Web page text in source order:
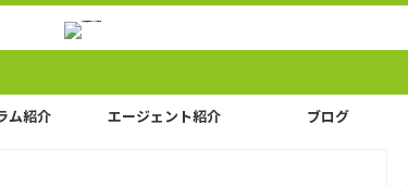
ム紹介 エージェント紹介 ブログ